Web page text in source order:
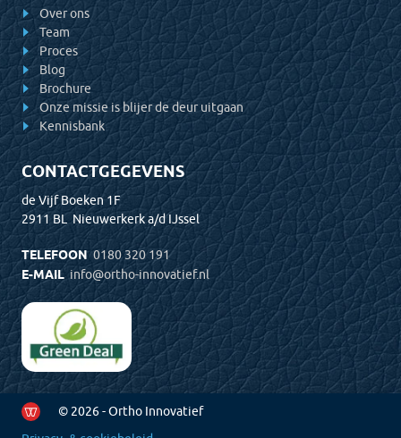
Over ons
Team
Proces
Blog
Brochure
Onze missie is blijer de deur uitgaan
Kennisbank
CONTACTGEGEVENS
de Vijf Boeken 1F
2911 BL Nieuwerkerk a/d IJssel
TELEFOON 0180 320 191
E-MAIL info@ortho-innovatief.nl
© 2026 - Ortho Innovatief